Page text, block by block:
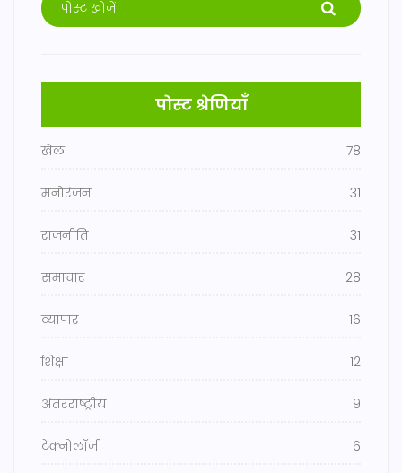
पोस्ट श्रेणियाँ
खेल 78
मनोरंजन 31
राजनीति 31
समाचार 28
व्यापार 16
शिक्षा 12
अंतरराष्ट्रीय 9
टेक्नोलॉजी 6